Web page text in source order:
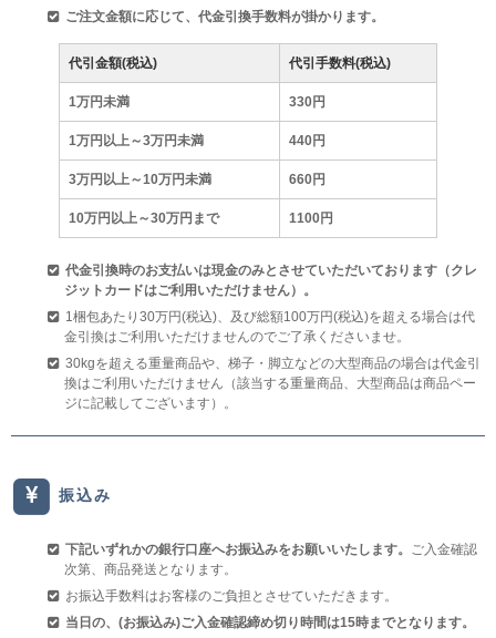
ご注文金額に応じて、代金引換手数料が掛かります。
代引金額(税込) 代引手数料(税込)
1万円未満 330円
1万円以上～3万円未満 440円
3万円以上～10万円未満 660円
10万円以上～30万円まで 1100円
代金引換時のお支払いは現金のみとさせていただいております（クレ
ジットカードはご利用いただけません）。
1梱包あたり30万円(税込)、及び総額100万円(税込)を超える場合は代
金引換はご利用いただけませんのでご了承くださいませ。
30kgを超える重量商品や、梯子・脚立などの大型商品の場合は代金引
換はご利用いただけません（該当する重量商品、大型商品は商品ペー
ジに記載してございます）。
振込み
下記いずれかの銀行口座へお振込みをお願いいたします。 ご入金確認
次第、商品発送となります。
お振込手数料はお客様のご負担とさせていただきます。
当日の、(お振込み)ご入金確認締め切り時間は15時までとなります。